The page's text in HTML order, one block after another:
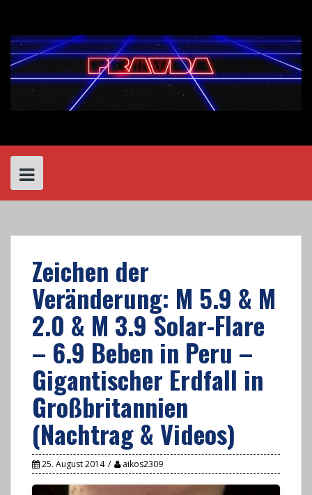
content
Zeichen der
Veränderung: M 5.9 & M
2.0 & M 3.9 Solar-Flare
– 6.9 Beben in Peru –
Gigantischer Erdfall in
Großbritannien
(Nachtrag & Videos)
25. August 2014 aikos2309